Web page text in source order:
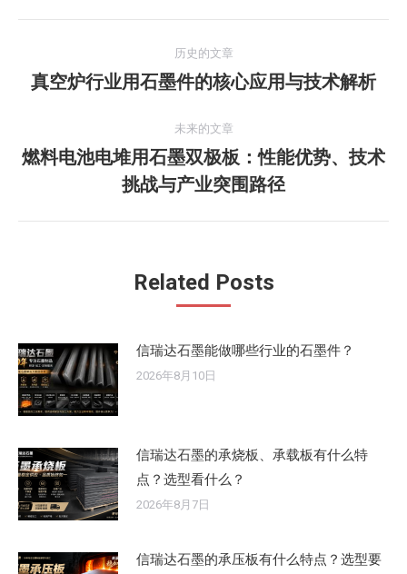
章
航
历史的文章
历
的
文
章：
真空炉行业用石墨件的核心应用与技术解析
未来的文章
未
来
的
燃料电池电堆用石墨双极板：性能优势、技术
挑战与产业突围路径
Related Posts
信瑞达石墨能做哪些行业的石墨件？
2026年8月10日
信瑞达石墨的承烧板、承载板有什么特
点？选型看什么？
2026年8月7日
信瑞达石墨的承压板有什么特点？选型要